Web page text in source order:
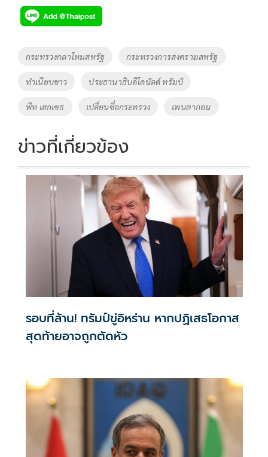
e
b
o
o
k
tt
er
p
y
Li
n
k
Tags
กระทรวงกลาโหมสหรัฐ กระทรวงการสงครามสหรัฐ
ทำเนียบขาว ประธานาธิบดีโดนัลด์ ทรัมป์
พีท เฮกเซธ เปลี่ยนชื่อกระทรวง เพนตากอน
ข่าวที่เกี่ยวข้อง
รอบที่ล้าน! ทรัมป์ขู่อิหร่าน หากปฏิเสธโอกาส
สุดท้ายอาจถูกตัดหัว